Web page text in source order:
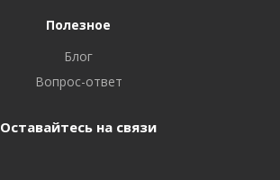
Полезное
Блог
Вопрос-ответ
Оставайтесь на связи